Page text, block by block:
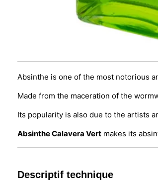
Absinthe is one of the most notorious
Made from the maceration of the
Its popularity is also due to the artists
Absinthe Calavera Vert makes its
Descriptif technique